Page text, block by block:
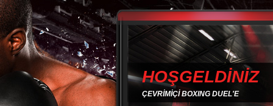
HOŞGELDİNİZ
ÇEVRİMİÇİ BOXING DUEL'E